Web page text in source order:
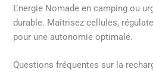
Energie Nomade en camping ou
durable. Maîtrisez cellules,
pour une autonomie optimale.
Questions fréquentes sur la